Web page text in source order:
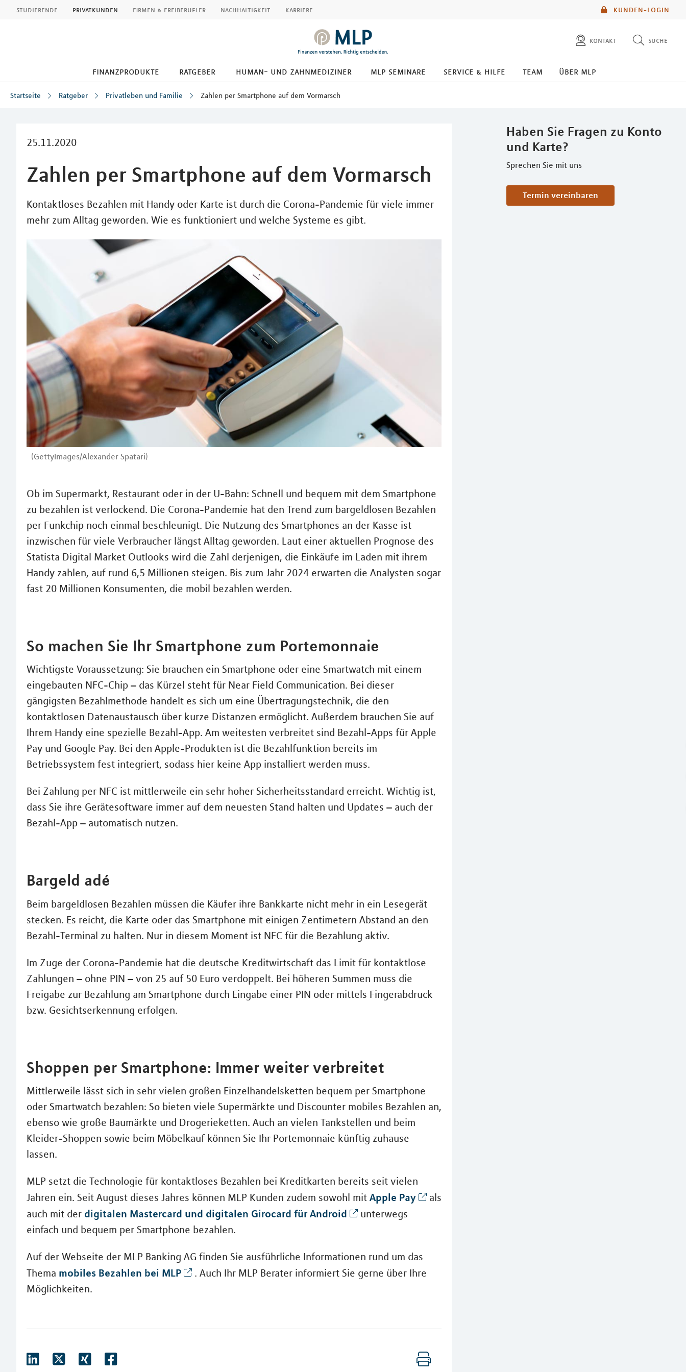
KUNDEN-LOGIN
studierende privatkunden firmen & freiberufler nachhaltigkeit karriere
kontakt
kontakt
suche
diese website durchsuchen
finanzprodukte ratgeber human- und zahnmediziner mlp seminare service & hilfe team über mlp
Startseite Ratgeber Privatleben und Familie Zahlen per Smartphone auf dem Vormarsch
25.11.2020
Zahlen per Smartphone auf dem Vormarsch
Kontaktloses Bezahlen mit Handy oder Karte ist durch die Corona-Pandemie für viele immer
mehr zum Alltag geworden. Wie es funktioniert und welche Systeme es gibt.
(GettyImages/Alexander Spatari)
Haben Sie Fragen zu Konto
und Karte?
Sprechen Sie mit uns
Termin vereinbaren
Ob im Supermarkt, Restaurant oder in der U-Bahn: Schnell und bequem mit dem Smartphone
zu bezahlen ist verlockend. Die Corona-Pandemie hat den Trend zum bargeldlosen Bezahlen
per Funkchip noch einmal beschleunigt. Die Nutzung des Smartphones an der Kasse ist
inzwischen für viele Verbraucher längst Alltag geworden. Laut einer aktuellen Prognose des
Statista Digital Market Outlooks wird die Zahl derjenigen, die Einkäufe im Laden mit ihrem
Handy zahlen, auf rund 6,5 Millionen steigen. Bis zum Jahr 2024 erwarten die Analysten sogar
fast 20 Millionen Konsumenten, die mobil bezahlen werden.
So machen Sie Ihr Smartphone zum Portemonnaie
Wichtigste Voraussetzung: Sie brauchen ein Smartphone oder eine Smartwatch mit einem
eingebauten NFC-Chip – das Kürzel steht für Near Field Communication. Bei dieser
gängigsten Bezahlmethode handelt es sich um eine Übertragungstechnik, die den
kontaktlosen Datenaustausch über kurze Distanzen ermöglicht. Außerdem brauchen Sie auf
Ihrem Handy eine spezielle Bezahl-App. Am weitesten verbreitet sind Bezahl-Apps für Apple
Pay und Google Pay. Bei den Apple-Produkten ist die Bezahlfunktion bereits im
Betriebssystem fest integriert, sodass hier keine App installiert werden muss.
Bei Zahlung per NFC ist mittlerweile ein sehr hoher Sicherheitsstandard erreicht. Wichtig ist,
dass Sie ihre Gerätesoftware immer auf dem neuesten Stand halten und Updates – auch der
Bezahl-App – automatisch nutzen.
Bargeld adé
Beim bargeldlosen Bezahlen müssen die Käufer ihre Bankkarte nicht mehr in ein Lesegerät
stecken. Es reicht, die Karte oder das Smartphone mit einigen Zentimetern Abstand an den
Bezahl-Terminal zu halten. Nur in diesem Moment ist NFC für die Bezahlung aktiv.
Im Zuge der Corona-Pandemie hat die deutsche Kreditwirtschaft das Limit für kontaktlose
Zahlungen – ohne PIN – von 25 auf 50 Euro verdoppelt. Bei höheren Summen muss die
Freigabe zur Bezahlung am Smartphone durch Eingabe einer PIN oder mittels Fingerabdruck
bzw. Gesichtserkennung erfolgen.
Shoppen per Smartphone: Immer weiter verbreitet
Mittlerweile lässt sich in sehr vielen großen Einzelhandelsketten bequem per Smartphone
oder Smartwatch bezahlen: So bieten viele Supermärkte und Discounter mobiles Bezahlen an,
ebenso wie große Baumärkte und Drogerieketten. Auch an vielen Tankstellen und beim
Kleider-Shoppen sowie beim Möbelkauf können Sie Ihr Portemonnaie künftig zuhause
lassen.
MLP setzt die Technologie für kontaktloses Bezahlen bei Kreditkarten bereits seit vielen
Jahren ein. Seit August dieses Jahres können MLP Kunden zudem sowohl mit Apple Pay
als
auch mit der digitalen Mastercard und digitalen Girocard für Android
unterwegs
einfach und bequem per Smartphone bezahlen.
Auf der Webseite der MLP Banking AG finden Sie ausführliche Informationen rund um das
Thema mobiles Bezahlen bei MLP
. Auch Ihr MLP Berater informiert Sie gerne über Ihre
Möglichkeiten.